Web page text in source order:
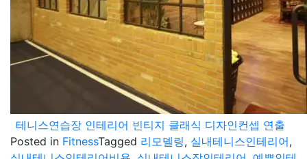
테니스연습장 인테리어 빈티지 클래식 디자인컨셉 연출
Posted in FitnessTagged 리모델링, 실내테니스인테리어,